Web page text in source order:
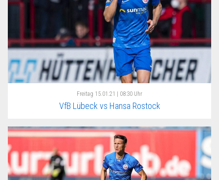
Freitag 15.01.21 | 08:30 Uhr
VfB Lübeck vs Hansa Rostock